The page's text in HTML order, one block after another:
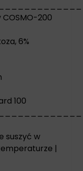
200
6%
100
suszyć w
|